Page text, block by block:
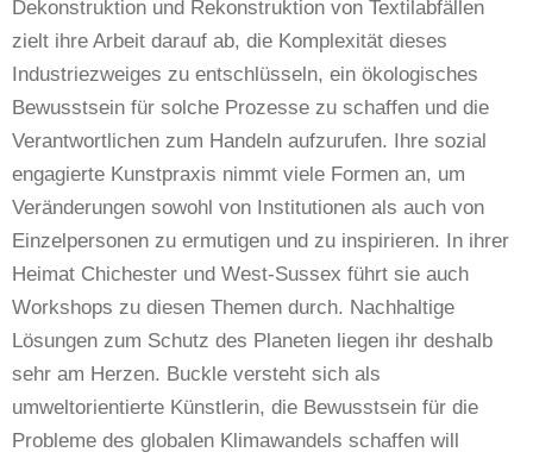
Dekonstruktion und Rekonstruktion von Textilabfällen
zielt ihre Arbeit darauf ab, die Komplexität dieses
Industriezweiges zu entschlüsseln, ein ökologisches
Bewusstsein für solche Prozesse zu schaffen und die
Verantwortlichen zum Handeln aufzurufen. Ihre sozial
engagierte Kunstpraxis nimmt viele Formen an, um
Veränderungen sowohl von Institutionen als auch von
Einzelpersonen zu ermutigen und zu inspirieren. In ihrer
Heimat Chichester und West-Sussex führt sie auch
Workshops zu diesen Themen durch. Nachhaltige
Lösungen zum Schutz des Planeten liegen ihr deshalb
sehr am Herzen. Buckle versteht sich als
umweltorientierte Künstlerin, die Bewusstsein für die
Probleme des globalen Klimawandels schaffen will